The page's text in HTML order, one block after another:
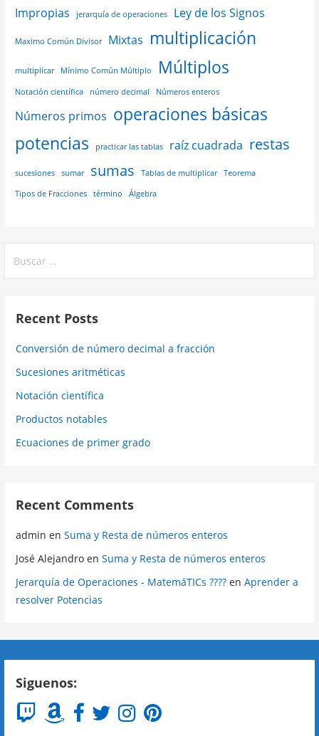
Impropias jerarquía de operaciones Ley de los Signos
Maximo Común Divisor Mixtas multiplicación
multiplicar Mínimo Común Múltiplo Múltiplos
Notación científica número decimal Números enteros
Números primos operaciones básicas
potencias
practicar las tablas raíz cuadrada restas
sucesiones sumar sumas Tablas de multiplicar Teorema
Tipos de Fracciones término Álgebra
Recent Posts
Conversión de número decimal a fracción
Sucesiones aritméticas
Notación científica
Productos notables
Ecuaciones de primer grado
Recent Comments
admin enSuma y Resta de números enteros
José Alejandro enSuma y Resta de números enteros
Jerarquía de Operaciones - MatemáTICs ???? enAprender a
resolver Potencias
Siguenos: